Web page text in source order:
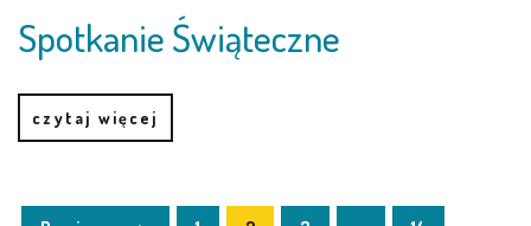
PSZCZÓŁKI – LUBIEWO
ŻABKI – LUBIEWO
WIEWIÓRKI – SUCHA
Spotkanie Świąteczne
czytaj więcej